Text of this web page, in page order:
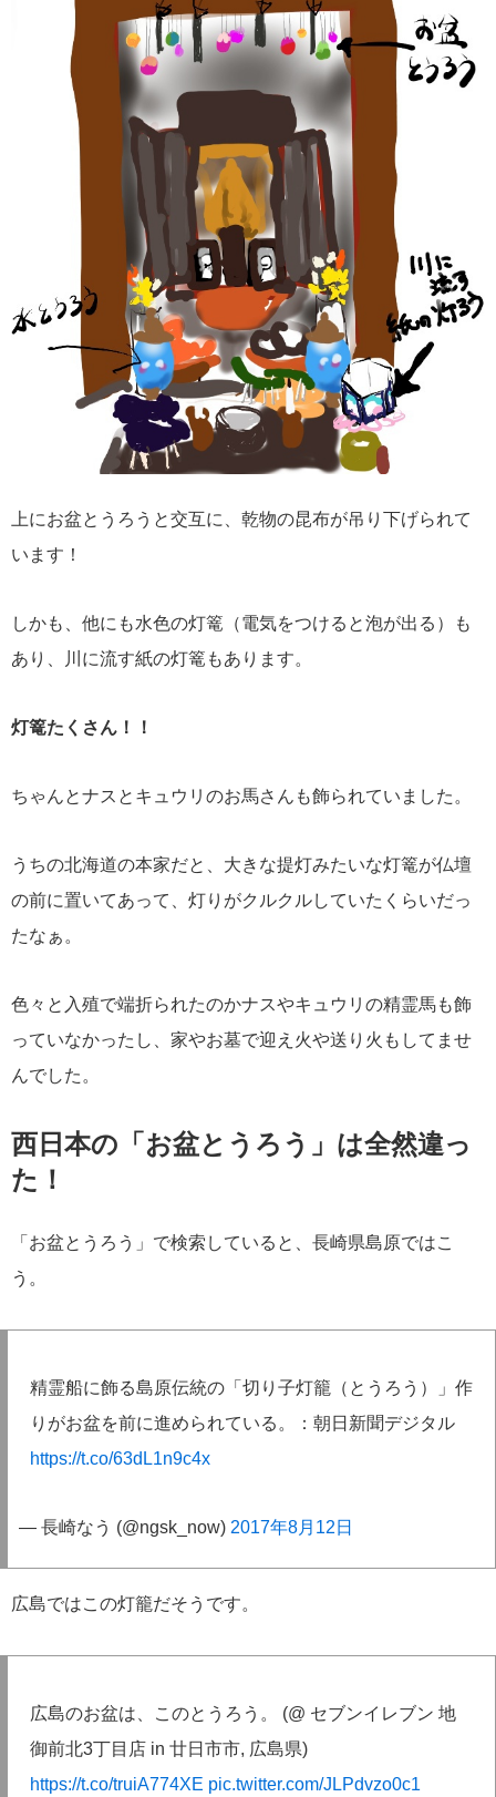
上にお盆とうろうと交互に、乾物の昆布が吊り下げられて
います！
しかも、他にも水色の灯篭（電気をつけると泡が出る）も
あり、川に流す紙の灯篭もあります。
灯篭たくさん！！
ちゃんとナスとキュウリのお馬さんも飾られていました。
うちの北海道の本家だと、大きな提灯みたいな灯篭が仏壇
の前に置いてあって、灯りがクルクルしていたくらいだっ
たなぁ。
色々と入殖で端折られたのかナスやキュウリの精霊馬も飾
っていなかったし、家やお墓で迎え火や送り火もしてませ
んでした。
西日本の「お盆とうろう」は全然違っ
た！
「お盆とうろう」で検索していると、長崎県島原ではこ
う。
精霊船に飾る島原伝統の「切り子灯籠（とうろう）」作
りがお盆を前に進められている。：朝日新聞デジタル
https://t.co/63dL1n9c4x
— 長崎なう (@ngsk_now) 2017年8月12日
広島ではこの灯籠だそうです。
広島のお盆は、このとうろう。 (@ セブンイレブン 地
御前北3丁目店 in 廿日市市, 広島県)
https://t.co/truiA774XE pic.twitter.com/JLPdvzo0c1